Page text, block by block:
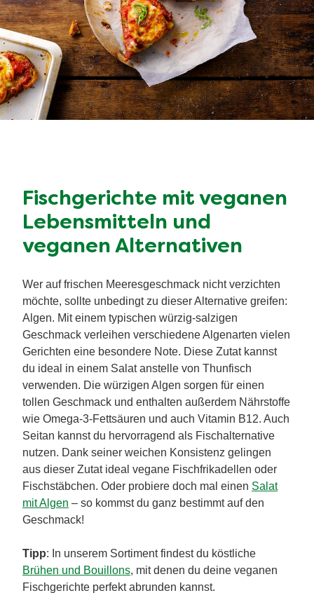
Fischgerichte mit veganen
Lebensmitteln und
veganen Alternativen
Wer auf frischen Meeresgeschmack nicht verzichten
möchte, sollte unbedingt zu dieser Alternative greifen:
Algen. Mit einem typischen würzig-salzigen
Geschmack verleihen verschiedene Algenarten vielen
Gerichten eine besondere Note. Diese Zutat kannst
du ideal in einem Salat anstelle von Thunfisch
verwenden. Die würzigen Algen sorgen für einen
tollen Geschmack und enthalten außerdem Nährstoffe
wie Omega-3-Fettsäuren und auch Vitamin B12. Auch
Seitan kannst du hervorragend als Fischalternative
nutzen. Dank seiner weichen Konsistenz gelingen
aus dieser Zutat ideal vegane Fischfrikadellen oder
Fischstäbchen. Oder probiere doch mal einen Salat
mit Algen – so kommst du ganz bestimmt auf den
Geschmack!
Tipp: In unserem Sortiment findest du köstliche
Brühen und Bouillons, mit denen du deine veganen
Fischgerichte perfekt abrunden kannst.